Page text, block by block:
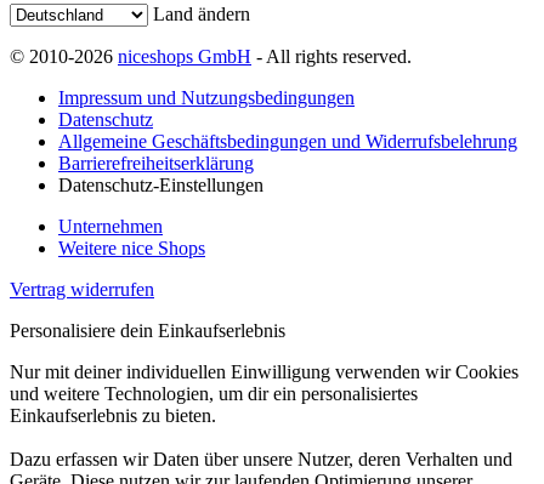
Land ändern
© 2010-2026 niceshops GmbH - All rights reserved.
Impressum und Nutzungsbedingungen
Datenschutz
Allgemeine Geschäftsbedingungen und Widerrufsbelehrung
Barrierefreiheitserklärung
Datenschutz-Einstellungen
Unternehmen
Weitere nice Shops
Vertrag widerrufen
Personalisiere dein Einkaufserlebnis
Nur mit deiner individuellen Einwilligung verwenden wir Cookies
und weitere Technologien, um dir ein personalisiertes
Einkaufserlebnis zu bieten.
Dazu erfassen wir Daten über unsere Nutzer, deren Verhalten und